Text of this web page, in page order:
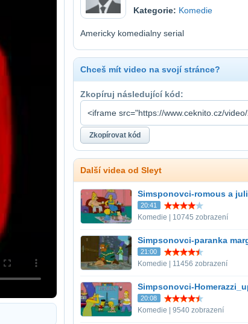
Kategorie: Komedie
Americky komedialny serial
Chceš mít video na svojí stránce?
Zkopíruj následující kód:
Další videa od Sleyt
Simsponovci-romous a
20:41
Komedie | 10745 zobrazení
Simpsonovci-paranka
21:00
Komedie | 11456 zobrazení
Simpsonovci-
20:08
Komedie | 9540 zobrazení